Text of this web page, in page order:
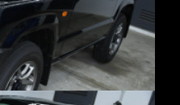
には小傷が多く、とくに黒いパ…